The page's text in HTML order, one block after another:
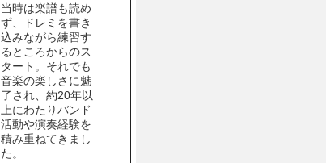
当時は楽譜も読め
ず、ドレミを書き
込みながら練習す
るところからのス
タート。それでも
音楽の楽しさに魅
了され、約20年以
上にわたりバンド
活動や演奏経験を
積み重ねてきまし
た。